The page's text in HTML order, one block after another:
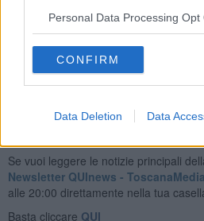
Personal Data Processing Opt
CONFIRM
Data Deletion Data
Le indagini proseguono senza sosta
dell'ordine.
Se vuoi leggere le notizie principali
Newsletter QUInews -
alle 20:00 direttamente nella tua
Basta cliccare QUI